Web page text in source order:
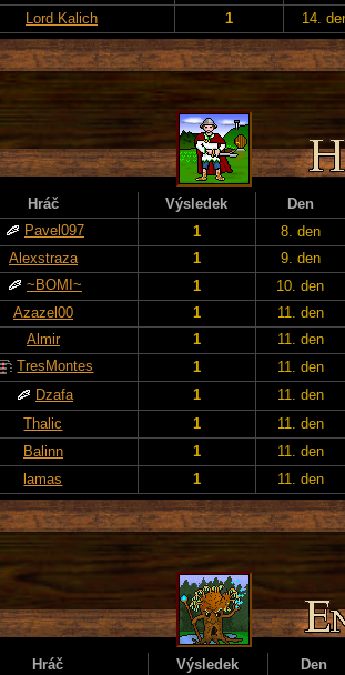
Lord Kalich 1 14.
Hráč Výsledek
Den
Pavel097 1
8. den
Alexstraza 1
9. den
~BOMI~ 1
10. den
Azazel00 1
11. den
Almir 1
11. den
TresMontes 1
11. den
Dzafa 1
11. den
Thalic 1
11. den
Balinn 1
11. den
lamas 1 11. den
Hráč Výsledek
Den